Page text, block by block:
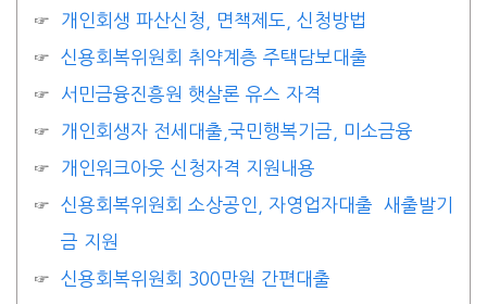
개인회생 파산신청, 면책제도, 신청방법
신용회복위원회 취약계층 주택담보대출
서민금융진흥원 햇살론 유스 자격
개인회생자 전세대출,국민행복기금, 미소금융
개인워크아웃 신청자격 지원내용
신용회복위원회 소상공인, 자영업자대출 새출발기
금 지원
신용회복위원회 300만원 간편대출